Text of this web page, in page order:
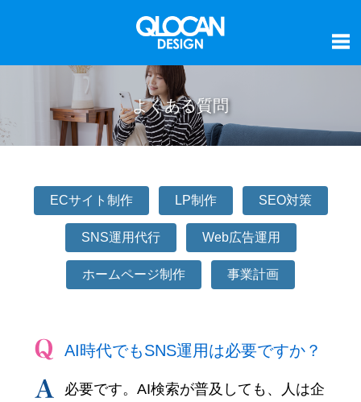
よくある質問
ECサイト制作 LP制作 SEO対策
SNS運用代行 Web広告運用
ホームページ制作 事業計画
AI時代でもSNS運用は必要ですか？
必要です。AI検索が普及しても、人は企